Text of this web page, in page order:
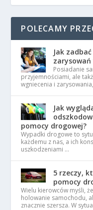
POLECAMY
Jak
zarysowań
Posiadanie
przyjemnościami, ale
wgniecenia i
Jak
pomocy drogowej?
Wypadki drogowe to
każdemu z nas, a ich
uszkodzeniami …
5 rzeczy,
pomocy
Wielu kierowców myśli,
holowanie samochodu,
znacznie szersza. W